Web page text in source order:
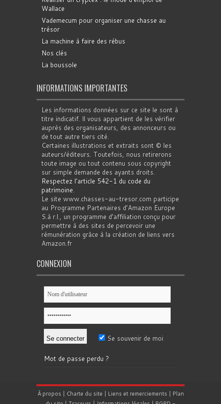
Wallace
Vademecum pour organiser une chasse au
trésor
La machine à faire des rébus
Nos clés
La boussole
INFORMATIONS IMPORTANTES
Les informations données sur ce site le sont à
titre indicatif. Il vous appartient de les vérifier
auprès des organisateurs, des annonceurs ou
de tout autre tiers cité.
Certaines illustrations et extraits sont © les
auteurs/éditeurs. Toutefois, nous retirerons
toute image ou tout contenu sous copyright
sur simple demande des ayants droits.
Respectez l'article 542-1 du code du
patrimoine
Le site www.chasses-au-tresor.com participe
au Programme Partenaires d’Amazon Europe
S.à r.l., un programme d’affiliation conçu pour
permettre à des sites de percevoir une
rémunération grâce à la création de liens vers
Amazon.fr
CONNEXION
Se souvenir de moi
Mot de passe perdu ?
À propos | Charte du site | Liens et remerciements | Plan